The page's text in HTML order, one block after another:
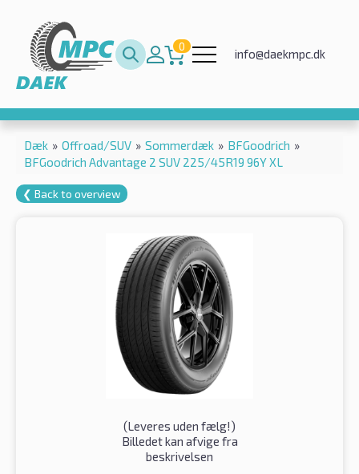
0
info@daekmpc.dk
Dæk » Offroad/SUV » Sommerdæk » BFGoodrich »
BFGoodrich Advantage 2 SUV 225/45R19 96Y XL
❮ Back to overview
(Leveres uden fælg!)
Billedet kan afvige fra
beskrivelsen